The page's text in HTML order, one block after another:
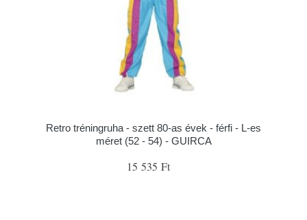
Retro tréningruha - szett 80-as évek - férfi - L-es
méret (52 - 54) - GUIRCA
15 535 Ft